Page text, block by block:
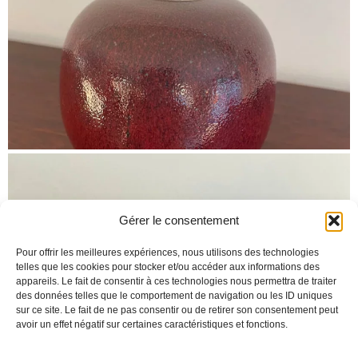
Gérer le consentement
Pour offrir les meilleures expériences, nous utilisons des technologies
telles que les cookies pour stocker et/ou accéder aux informations des
appareils. Le fait de consentir à ces technologies nous permettra de traiter
des données telles que le comportement de navigation ou les ID uniques
sur ce site. Le fait de ne pas consentir ou de retirer son consentement peut
avoir un effet négatif sur certaines caractéristiques et fonctions.